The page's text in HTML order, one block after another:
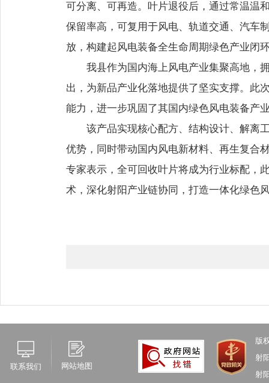
可分离、可再造。叶片退役后，通过常温温
保留率高，可复用于风电、轨道交通、汽车
放，构建起风电装备全生命周期绿色产业闭
我县作为国内海上风电产业集聚高地，拥
出，为新品产业化落地提供了坚实支撑。此
能力，进一步巩固了其国内绿色风电装备产
该产品实现核心配方、结构设计、解离工
优势，同时带动国内风电新材料、再生复合
专家表示，全可回收叶片将成为行业标配，
术，深化射阳产业链协同，打造一体化绿色
联系我们 网站地图
版
射
射